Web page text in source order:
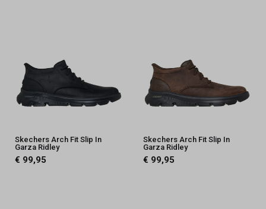
Skechers Arch Fit Slip In
Garza Ridley
€ 99,95
Skechers Arch Fit Slip In
Garza Ridley
€ 99,95